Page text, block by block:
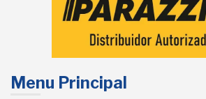
Menu Principal